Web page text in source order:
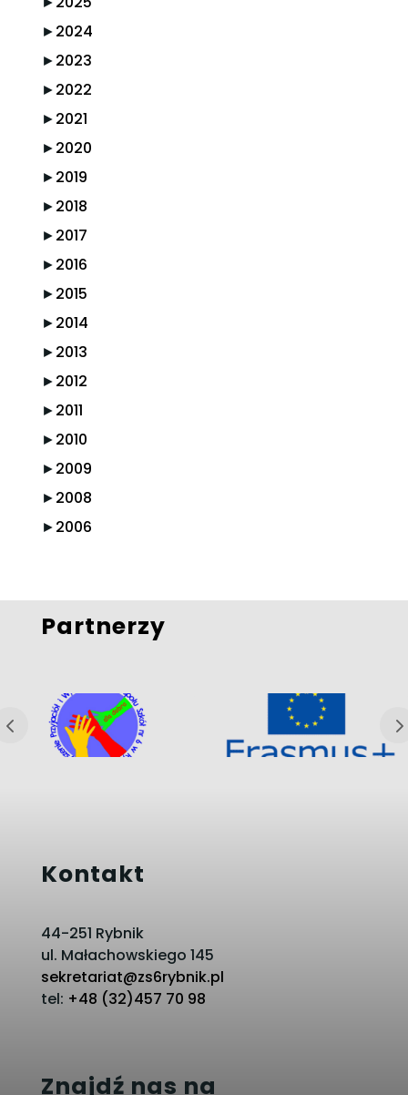
►2024
►2023
►2022
►2021
►2020
►2019
►2018
►2017
►2016
►2015
►2014
►2013
►2012
►2011
►2010
►2009
►2008
►2006
Partnerzy
Kontakt
44-251 Rybnik
ul. Małachowskiego 145
sekretariat@zs6rybnik.pl
tel: +48 (32)457 70 98
Znajdź nas na